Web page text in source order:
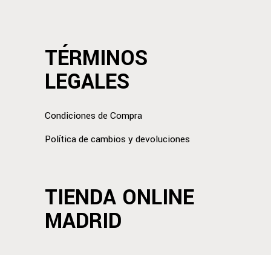
TÉRMINOS
LEGALES
Condiciones de Compra
Política de cambios y devoluciones
TIENDA ONLINE
MADRID